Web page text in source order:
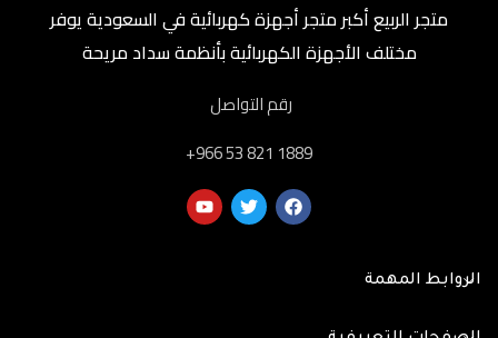
متجر الربيع أكبر متجر أجهزة كهربائية في السعودية يوفر
مختلف الأجهزة الكهربائية بأنظمة سداد مريحة
رقم التواصل
‎+966 53 821 1889
الروابط المهمة